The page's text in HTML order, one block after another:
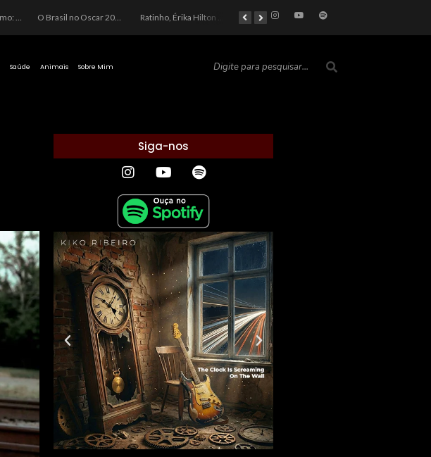
O Altar do Algoritmo: A Carência Humana e a Fabricação de Heróis no Brasil O Brasil no Oscar 2026: Entre a Cota do Politicamente Correto e a Realidade das Telas Ratinho, Érika Hilton e a Farsa Política: Quem Ganha com o Barulho no País de Bobson? As controvérsias que marcam o cenário político e econômico nacional
Saúde Animais Sobre Mim
Siga-nos